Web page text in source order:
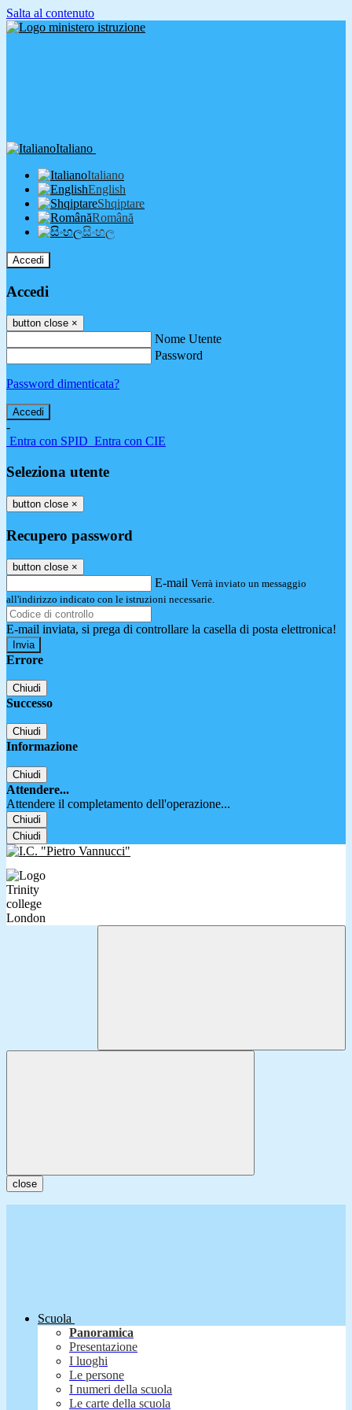
Salta al contenuto
Italiano
Italiano
English
Shqiptare
Română
සිංහල
Accedi
Accedi
button close ×
Nome Utente
Password
Password dimenticata?
-
Entra con SPID Entra con CIE
Seleziona utente
button close ×
Recupero password
button close ×
E-mail Verrà inviato un messaggio
all'indirizzo indicato con le istruzioni necessarie.
E-mail inviata, si prega di controllare la casella di posta elettronica!
Errore
Chiudi
Successo
Chiudi
Informazione
Chiudi
Attendere...
Attendere il completamento dell'operazione...
Chiudi
Chiudi
close
Scuola
Panoramica
Presentazione
I luoghi
Le persone
I numeri della scuola
Le carte della scuola